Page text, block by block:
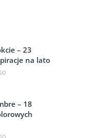
– 23
na lato
– 18